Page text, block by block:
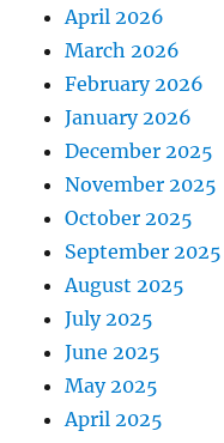
April 2026
March 2026
February 2026
January 2026
December 2025
November 2025
October 2025
September 2025
August 2025
July 2025
June 2025
May 2025
April 2025